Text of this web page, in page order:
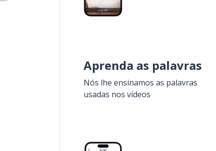
Aprenda as palavras
Nós lhe ensinamos as palavras
usadas nos vídeos